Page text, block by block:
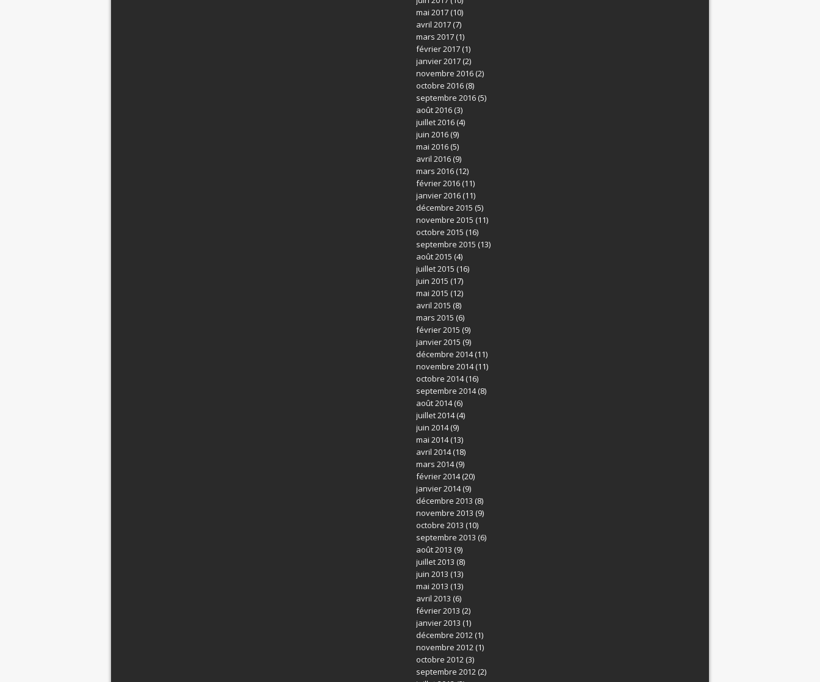
mai 2017(10)
avril 2017(7)
mars 2017(1)
février 2017(1)
janvier 2017(2)
novembre 2016(2)
octobre 2016(8)
septembre 2016(5)
août 2016(3)
juillet 2016(4)
juin 2016(9)
mai 2016(5)
avril 2016(9)
mars 2016(12)
février 2016(11)
janvier 2016(11)
décembre 2015 (5)
novembre 2015 (11)
octobre 2015 (16)
septembre 2015 (13)
août 2015 (4)
juillet 2015 (16)
juin 2015 (17)
mai 2015 (12)
avril 2015 (8)
mars 2015 (6)
février 2015 (9)
janvier 2015 (9)
décembre 2014(11)
novembre 2014(11)
octobre 2014(16)
septembre 2014(8)
août 2014(6)
juillet 2014(4)
juin 2014(9)
mai 2014(13)
avril 2014(18)
mars 2014(9)
février 2014(20)
janvier 2014(9)
décembre 2013 (8)
novembre 2013 (9)
octobre 2013 (10)
septembre 2013 (6)
août 2013 (9)
juillet 2013 (8)
juin 2013 (13)
mai 2013 (13)
avril 2013 (6)
février 2013 (2)
janvier 2013 (1)
décembre 2012(1)
novembre 2012(1)
octobre 2012(3)
septembre 2012(2)